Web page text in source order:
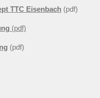
TTC Eisenbach (pdf)
(pdf)
(pdf)